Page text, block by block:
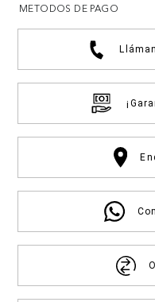
METODOS DE PAGO